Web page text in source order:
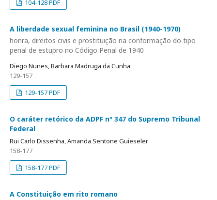
104-128 PDF
A liberdade sexual feminina no Brasil (1940-1970)
honra, direitos civis e prostituição na conformação do tipo
penal de estupro no Código Penal de 1940
Diego Nunes, Barbara Madruga da Cunha
129-157
129-157 PDF
O caráter retórico da ADPF nº 347 do Supremo Tribunal
Federal
Rui Carlo Dissenha, Amanda Sentone Guieseler
158-177
158-177 PDF
A Constituição em rito romano